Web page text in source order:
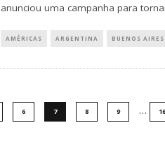
anunciou uma campanha para
AMÉRICAS ARGENTINA BUENOS AIRES
6 7 8 9 … 16